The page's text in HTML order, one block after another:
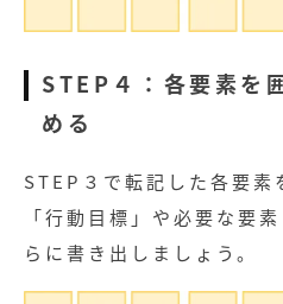
STEP４：各要素を
める
STEP３で転記した各要素
「行動目標」や必要な要
らに書き出しましょう。